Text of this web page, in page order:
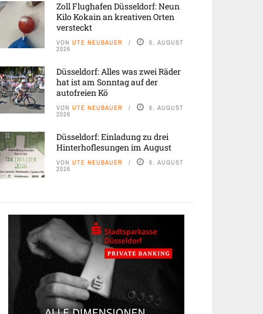
Zoll Flughafen Düsseldorf: Neun
Kilo Kokain an kreativen Orten
versteckt
VON UTE NEUBAUER 6. AUGUST
2026
Düsseldorf: Alles was zwei Räder
hat ist am Sonntag auf der
autofreien Kö
VON UTE NEUBAUER 6. AUGUST
2026
Düsseldorf: Einladung zu drei
Hinterhoflesungen im August
VON UTE NEUBAUER 6. AUGUST
2026